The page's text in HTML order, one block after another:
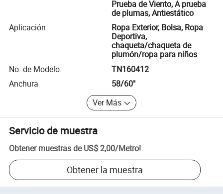
Prueba de Viento, A prueba
de plumas, Antiestático
Aplicación
Ropa Exterior, Bolsa, Ropa
Deportiva,
chaqueta/chaqueta de
plumón/ropa para niños
No. de Modelo.
TN160412
Anchura
58/60"
Ver Más
Servicio de muestra
Obtener muestras de US$ 2,00/Metro!
Obtener la muestra